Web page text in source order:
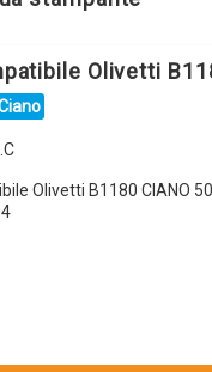
Olivetti
Olivetti B1180 CIANO